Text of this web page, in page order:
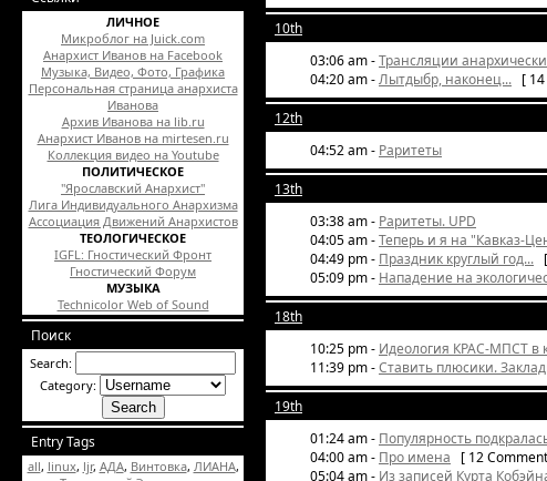
ЛИЧНОЕ
Микроблог на Juick.com
Анархист Иванов на Facebook
Музыка, Видео, Фото, Графика
Персональная страница анархиста
Иванова
Архив Иванова на lib.ru
Анархист Иванов на mirtesen.ru
Коллекция видео на Youtube
ПОЛИТИЧЕСКОЕ
"Ярославский Анархист"
Лига Индивидуального Анархизма
Ассоциация Движений Анархистов
ТЕОЛОГИЧЕСКОЕ
IGFL: Гностический Фронт
Гностический Форум
МУЗЫКА
Technicolor Web of Sound
Поиск
Search:
Category:
Entry Tags
all, linux, ljr, АДА, Винтовка, ЛИАНА,
10th
03:06 am -Трансляции
04:20 am -Лытдыбр, наконец... [
12th
04:52 am - Раритеты
13th
03:38 am - Раритеты. UPD
04:05 am -Теперь и я на "Кавказ-
04:49 pm - Праздник круглый год...
05:09 pm - Нападение на
18th
10:25 pm - Идеология КРАС-МПСТ в
11:39 pm -Ставить плюсики.
19th
01:24 am - Популярность
04:00 am - Про имена [ 12
05:04 am - Из записей Курта